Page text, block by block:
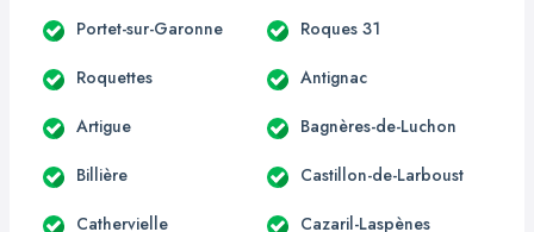
Portet-sur-Garonne Roques 31
Roquettes Antignac
Artigue Bagnères-de-Luchon
Billière Castillon-de-Larboust
Cathervielle Cazaril-Laspènes